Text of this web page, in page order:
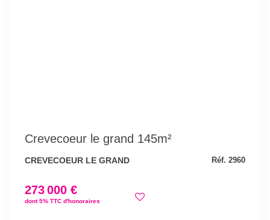
Crevecoeur le grand 145m²
CREVECOEUR LE GRAND Réf. 2960
273 000 €
dont 5% TTC d'honoraires